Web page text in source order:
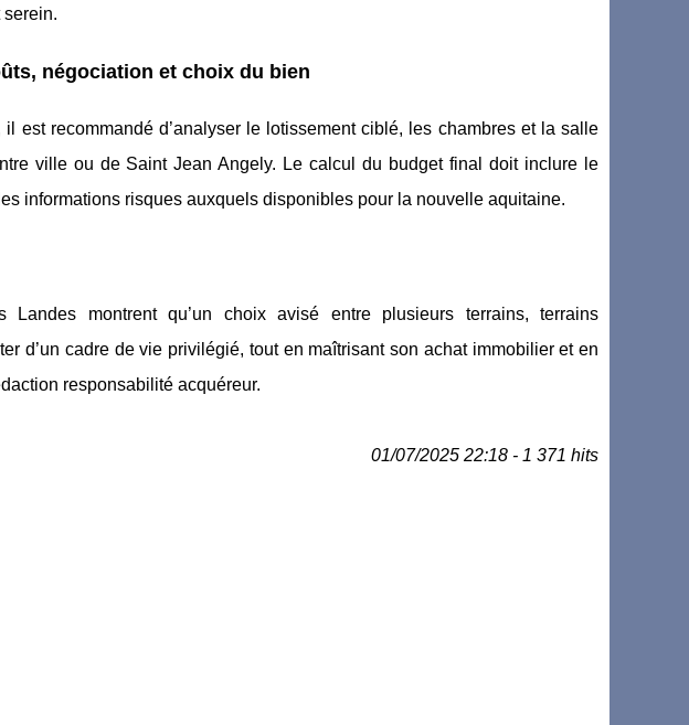
négociation et choix du bien
est recommandé d’analyser le lotissement ciblé, les chambres et la salle
ville ou de Saint Jean Angely. Le calcul du budget final doit inclure le
informations risques auxquels disponibles pour la nouvelle aquitaine.
montrent qu’un choix avisé entre plusieurs terrains, terrains
d’un cadre de vie privilégié, tout en maîtrisant son achat immobilier et en
responsabilité acquéreur.
01/07/2025 22:18 - 1 371 hits